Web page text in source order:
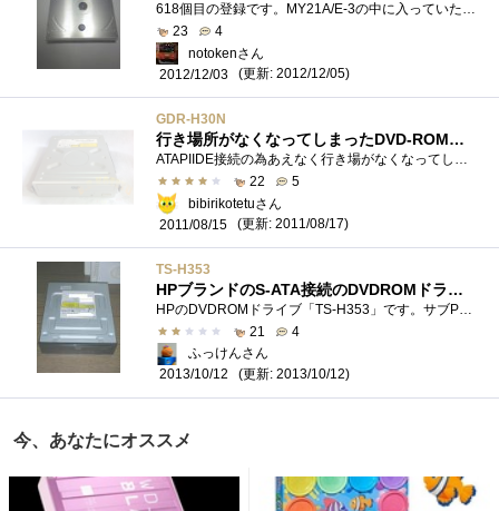
618個目の登録です。MY21A/E-3の中に入っていたCD/DVD-ROMドライブです。書き込みはできないです…。速度はそれほど悪くないですが、2007年製なのにCD-...
23
4
notokenさん
2012/12/03
(更新: 2012/12/05)
GDR-H30N
行き場所がなくなってしまったDVD-ROMドライブ
ATAPIIDE接続の為あえなく行き場がなくなってしまったドライブ。のときに、一緒に戦っていただけにとても寂しい気持ち。もともと奥様用には読み...
22
5
bibirikotetuさん
2011/08/15
(更新: 2011/08/17)
TS-H353
HPブランドのS-ATA接続のDVDROMドライブ(；＝ﾟωﾟ)＝333
HPのDVDROMドライブ「TS-H353」です。サブPCに安いS-ATA接続のDVD読込ドライブが欲しかったので購入しました(；＝ﾟωﾟ)＝333【種類】DVDROMドライブ【速...
21
4
ふっけんさん
2013/10/12
(更新: 2013/10/12)
今、あなたにオススメ